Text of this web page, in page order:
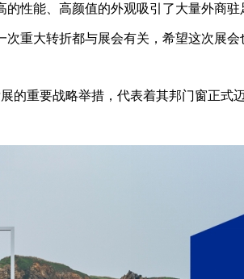
性能、高颜值的外观吸引了大量外商
重大转折都与展会有关，希望这次展会
的重要战略举措，代表着其邦门窗正式